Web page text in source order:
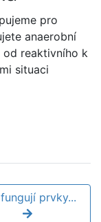
pro
anaerobní
reaktivního k
situaci
prvky...